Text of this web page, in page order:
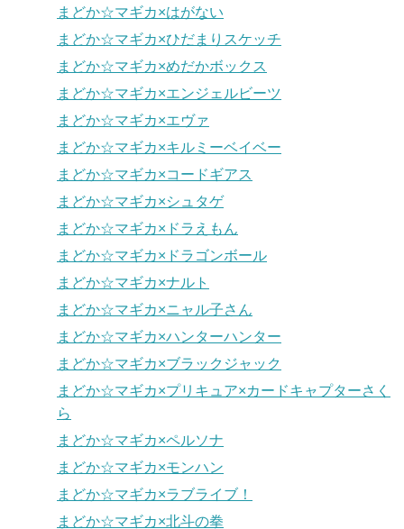
まどか☆マギカ×はがない
まどか☆マギカ×ひだまりスケッチ
まどか☆マギカ×めだかボックス
まどか☆マギカ×エンジェルビーツ
まどか☆マギカ×エヴァ
まどか☆マギカ×キルミーベイベー
まどか☆マギカ×コードギアス
まどか☆マギカ×シュタゲ
まどか☆マギカ×ドラえもん
まどか☆マギカ×ドラゴンボール
まどか☆マギカ×ナルト
まどか☆マギカ×ニャル子さん
まどか☆マギカ×ハンターハンター
まどか☆マギカ×ブラックジャック
まどか☆マギカ×プリキュア×カードキャプターさく
ら
まどか☆マギカ×ペルソナ
まどか☆マギカ×モンハン
まどか☆マギカ×ラブライブ！
まどか☆マギカ×北斗の拳